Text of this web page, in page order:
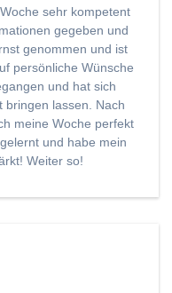
sehr kompetent
gegeben und
genommen und ist
persönliche Wünsche
und hat sich
bringen lassen. Nach
meine Woche perfekt
und habe mein
Weiter so!